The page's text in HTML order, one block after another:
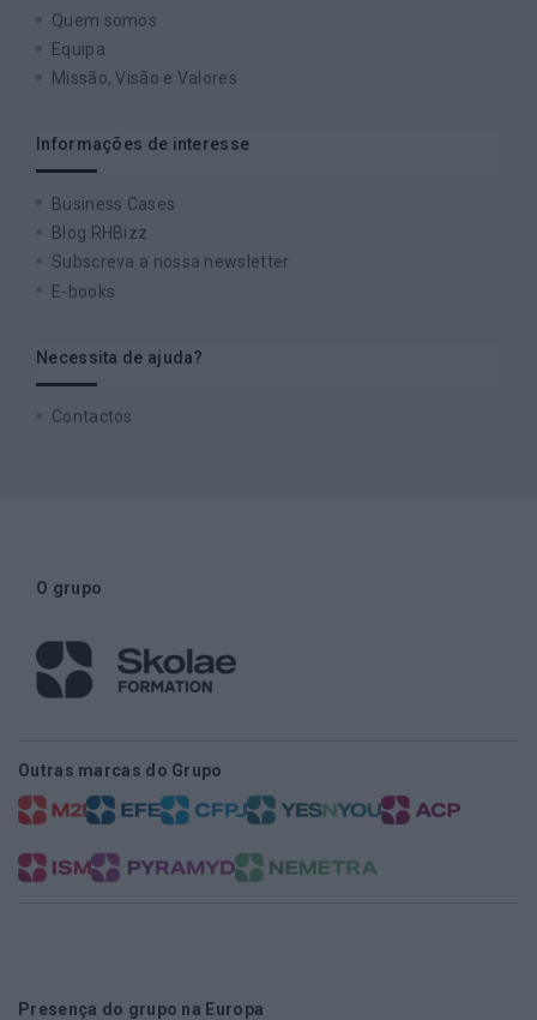
Quem somos
Equipa
Missão, Visão e Valores
Informações de interesse
Business Cases
Blog RHBizz
Subscreva a nossa newsletter
E-books
Necessita de ajuda?
Contactos
O grupo
Outras marcas do Grupo
Presença do grupo na Europa